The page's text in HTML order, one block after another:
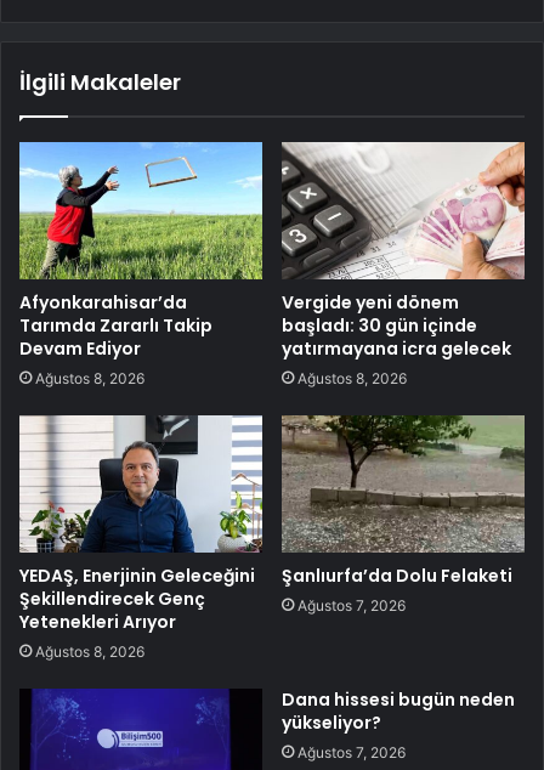
İlgili Makaleler
Afyonkarahisar’da
Tarımda Zararlı Takip
Devam Ediyor
Ağustos 8, 2026
Vergide yeni dönem
başladı: 30 gün içinde
yatırmayana icra gelecek
Ağustos 8, 2026
YEDAŞ, Enerjinin Geleceğini
Şekillendirecek Genç
Yetenekleri Arıyor
Ağustos 8, 2026
Şanlıurfa’da Dolu Felaketi
Ağustos 7, 2026
Dana hissesi bugün neden
yükseliyor?
Ağustos 7, 2026